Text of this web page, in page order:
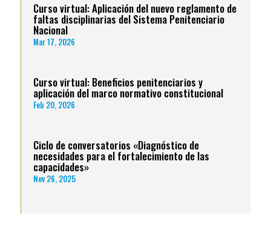
Curso virtual: Aplicación del nuevo reglamento de
faltas disciplinarias del Sistema Penitenciario
Nacional
Mar 17, 2026
Curso virtual: Beneficios penitenciarios y
aplicación del marco normativo constitucional
Feb 20, 2026
Ciclo de conversatorios «Diagnóstico de
necesidades para el fortalecimiento de las
capacidades»
Nov 26, 2025